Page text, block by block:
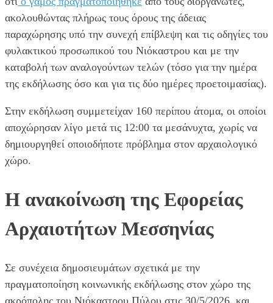
ακολουθώντας πλήρως τους όρους της άδειας
παραχώρησης υπό την συνεχή επίβλεψη και τις οδηγίες του
φυλακτικού προσωπικού του Νιόκαστρου και με την
καταβολή των αναλογούντων τελών (τόσο για την ημέρα
της εκδήλωσης όσο και για τις δύο ημέρες προετοιμασίας).
Στην εκδήλωση συμμετείχαν 160 περίπου άτομα, οι οποίοι
αποχώρησαν λίγο μετά τις 12:00 τα μεσάνυχτα, χωρίς να
δημιουργηθεί οποιοδήποτε πρόβλημα στον αρχαιολογικό
χώρο.
Η ανακοίνωση της Εφορείας
Αρχαιοτήτων Μεσσηνίας
Σε συνέχεια δημοσιευμάτων σχετικά με την
πραγματοποίηση κοινωνικής εκδήλωσης στον χώρο της
ακρόπολης του Νιόκαστρου Πύλου στις 30/5/2026, και